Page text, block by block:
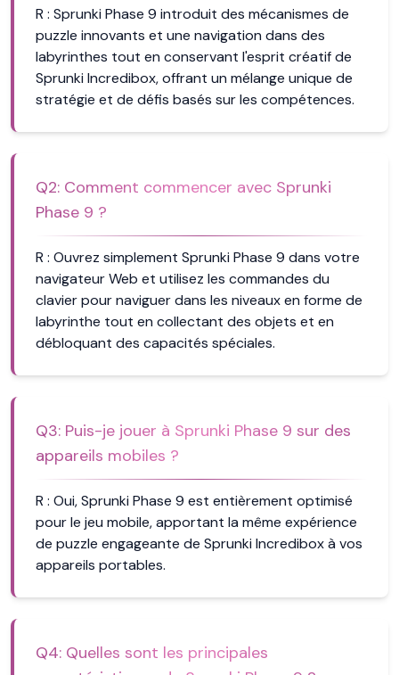
R : Sprunki Phase 9 introduit des mécanismes de
puzzle innovants et une navigation dans des
labyrinthes tout en conservant l'esprit créatif de
Sprunki Incredibox, offrant un mélange unique de
stratégie et de défis basés sur les compétences.
Q2: Comment commencer avec Sprunki
Phase 9 ?
R : Ouvrez simplement Sprunki Phase 9 dans votre
navigateur Web et utilisez les commandes du
clavier pour naviguer dans les niveaux en forme de
labyrinthe tout en collectant des objets et en
débloquant des capacités spéciales.
Q3: Puis-je jouer à Sprunki Phase 9 sur des
appareils mobiles ?
R : Oui, Sprunki Phase 9 est entièrement optimisé
pour le jeu mobile, apportant la même expérience
de puzzle engageante de Sprunki Incredibox à vos
appareils portables.
Q4: Quelles sont les principales